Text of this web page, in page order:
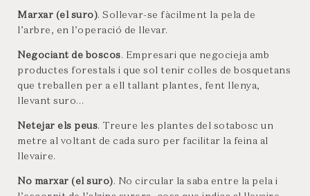
Marxar (el suro). Sollevar-se fàcilment la pela de
l’arbre, en l’operació de llevar.
Negociant de boscos. Empresari que negocieja amb
productes forestals i que sol tenir colles de bosquetans
que treballen per a ell tallant plantes, fent llenya,
llevant suro…
Netejar els peus. Treure les plantes del sotabosc un
metre al voltant de cada suro per facilitar la feina al
llevaire.
No marxar (el suro). No circular la saba entre la pela i